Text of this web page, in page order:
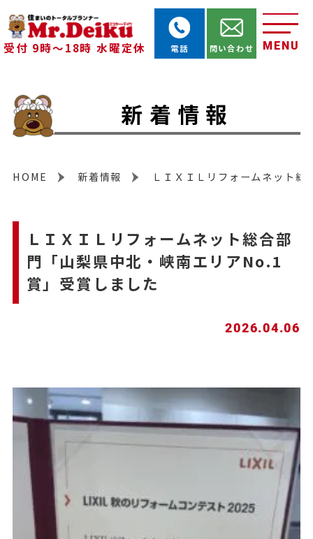
受付 9時～18時 水曜定休 MENU
電話 問い合わせ
新着情報
HOME 新着情報 ＬＩＸＩＬリフォームネット
ＬＩＸＩＬリフォームネット総合部
門「山梨県中北・峡南エリアNo.1
賞」受賞しました
2026.04.06